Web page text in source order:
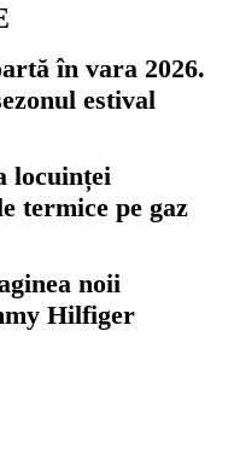
în vara 2026.
estival
locuinței
termice pe gaz
noii
Hilfiger